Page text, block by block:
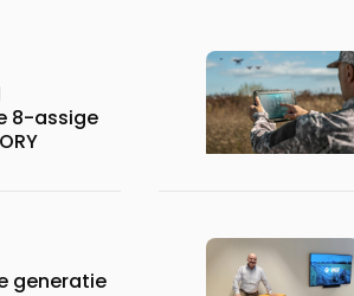
8-assige
generatie